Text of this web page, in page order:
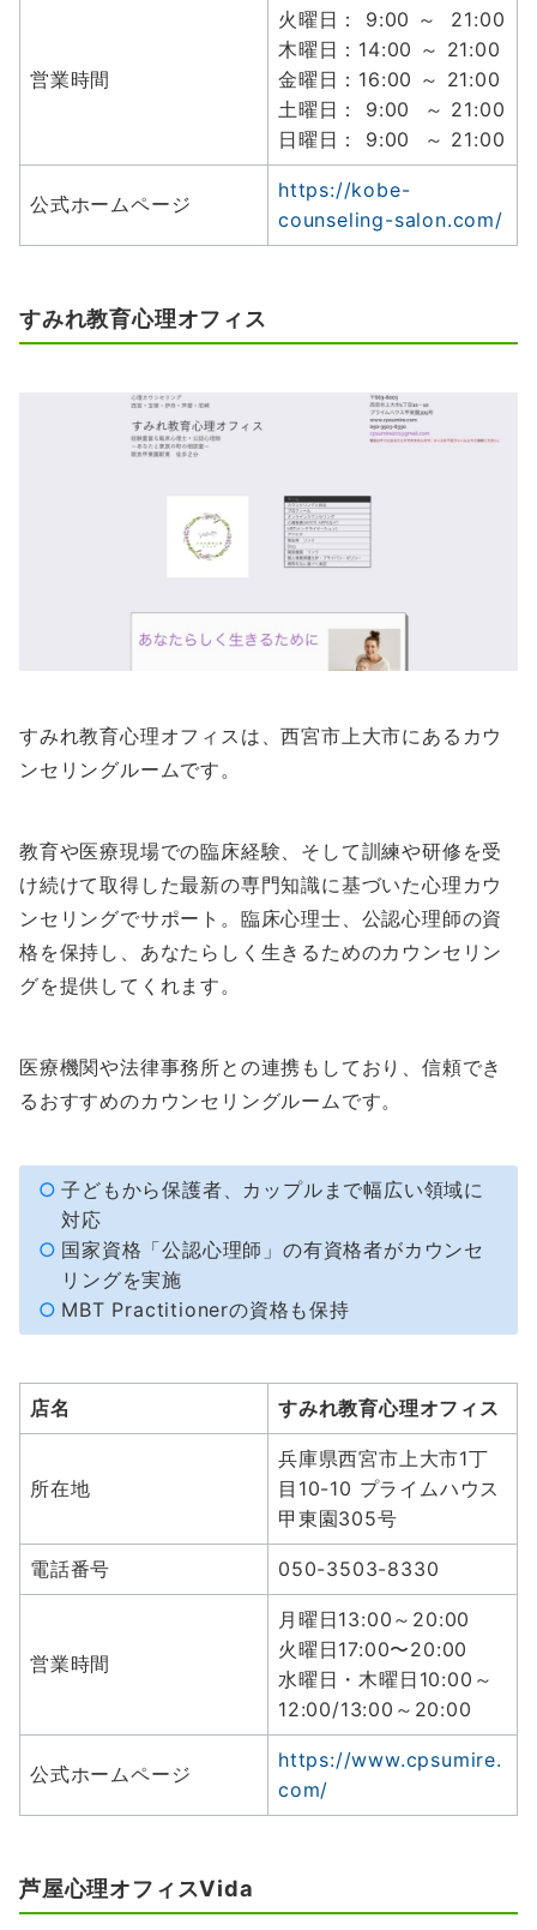
営業時間
火曜日： 9:00 ～ 21:00
木曜日：14:00 ～ 21:00
金曜日：16:00 ～ 21:00
土曜日： 9:00 ～ 21:00
日曜日： 9:00 ～ 21:00
公式ホームページ
https://kobe-
counseling-salon.com/
すみれ教育心理オフィス
すみれ教育心理オフィスは、西宮市上大市にあるカウ
ンセリングルームです。
教育や医療現場での臨床経験、そして訓練や研修を受
け続けて取得した最新の専門知識に基づいた心理カウ
ンセリングでサポート。臨床心理士、公認心理師の資
格を保持し、あなたらしく生きるためのカウンセリン
グを提供してくれます。
医療機関や法律事務所との連携もしており、信頼でき
るおすすめのカウンセリングルームです。
子どもから保護者、カップルまで幅広い領域に
対応
国家資格「公認心理師」の有資格者がカウンセ
リングを実施
MBT Practitionerの資格も保持
店名 すみれ教育心理オフィス
所在地
兵庫県西宮市上大市1丁
目10-10​ プライムハウス
甲東園305号
電話番号 050-3503-8330
営業時間
月曜日13:00～20:00
火曜日17:00〜20:00
水曜日・木曜日10:00～
12:00/13:00～20:00
公式ホームページ
https://www.cpsumire.
com/
芦屋心理オフィスVida